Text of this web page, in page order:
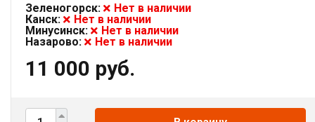
Зеленогорск:
Нет в наличии
Канск:
Нет в наличии
Минусинск:
Нет в наличии
Назарово:
Нет в наличии
11 000 руб.